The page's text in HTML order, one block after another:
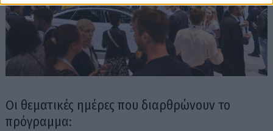
Οι θεματικές ημέρες που διαρθρώνουν το
πρόγραμμα: